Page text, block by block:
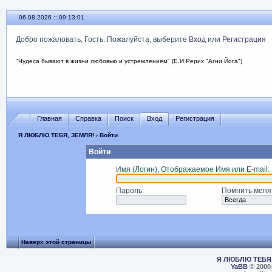
06.08.2026 :: 09:13:01
Добро пожаловать, Гость. Пожалуйста, выберите Входили Регистрация
"Чудеса бывают в жизни любовью и устремлением" (Е.И.Рерих "Агни Йога")
Главная Справка Поиск Вход Регистрация
Я ЛЮБЛЮ ТЕБЯ, ЗЕМЛЯ!› Войти
Войти
Имя (Логин), Отображаемое Имя или E-mail :
Пароль: Помнить меня
Наверх этой страницы
Я ЛЮБЛЮ
YaBB©